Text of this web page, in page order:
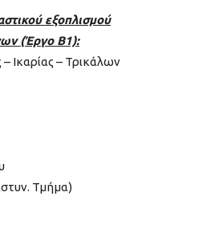
εξοπλισμού
(Έργο Β1):
Ικαρίας – Τρικάλων
Τμήμα)